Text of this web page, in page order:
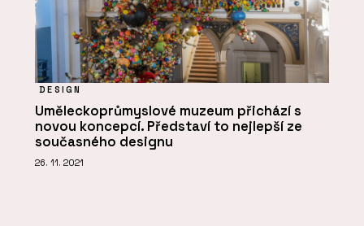
DESIGN
Uměleckoprůmyslové muzeum přichází s
novou koncepcí. Představí to nejlepší ze
současného designu
26. 11. 2021